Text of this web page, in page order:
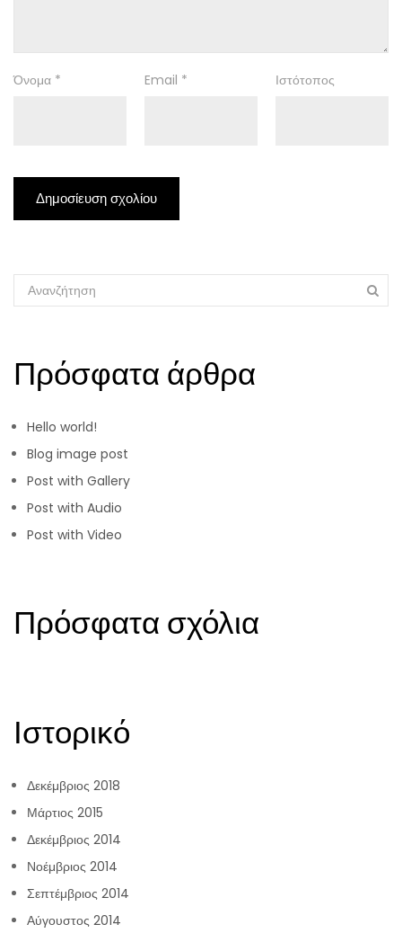
Όνομα * Email * Ιστότοπος
Πρόσφατα άρθρα
Hello world!
Blog image post
Post with Gallery
Post with Audio
Post with Video
Πρόσφατα σχόλια
Ιστορικό
Δεκέμβριος 2018
Μάρτιος 2015
Δεκέμβριος 2014
Νοέμβριος 2014
Σεπτέμβριος 2014
Αύγουστος 2014